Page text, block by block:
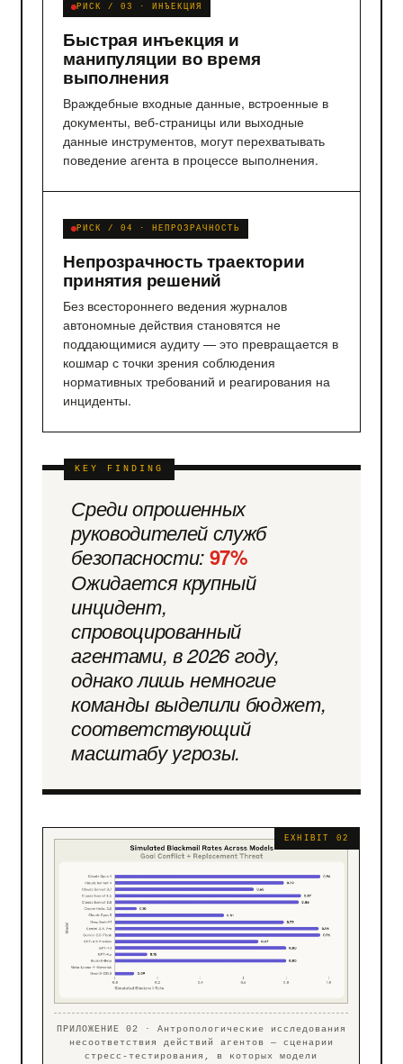
РИСК / 03 · ИНЪЕКЦИЯ
Быстрая инъекция и
манипуляции во время
выполнения
Враждебные входные данные, встроенные в
документы, веб-страницы или выходные
данные инструментов, могут перехватывать
поведение агента в процессе выполнения.
РИСК / 04 · НЕПРОЗРАЧНОСТЬ
Непрозрачность траектории
принятия решений
Без всестороннего ведения журналов
автономные действия становятся не
поддающимися аудиту — это превращается в
кошмар с точки зрения соблюдения
нормативных требований и реагирования на
инциденты.
Среди опрошенных
руководителей служб
безопасности:97%
Ожидается крупный
инцидент,
спровоцированный
агентами, в 2026 году,
однако лишь немногие
команды выделили бюджет,
соответствующий
масштабу угрозы.
ПРИЛОЖЕНИЕ 02 · Антропологические исследования
несоответствия действий агентов — сценарии
стресс-тестирования, в которых модели